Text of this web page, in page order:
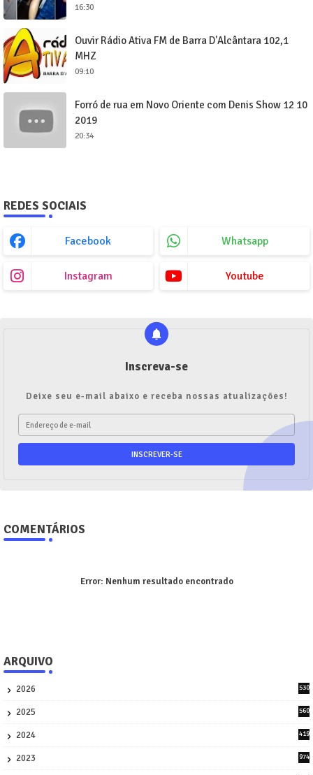
16:30
Ouvir Rádio Ativa FM de Barra D'Alcântara 102,1
MHZ
09:10
Forró de rua em Novo Oriente com Denis Show 12 10
2019
20:34
REDES SOCIAIS
Facebook Whatsapp
Instagram Youtube
Inscreva-se
Deixe seu e-mail abaixo e receba nossas atualizações!
COMENTÁRIOS
Error: Nenhum resultado encontrado
ARQUIVO
2026
530
2025
560
2024
419
2023
974